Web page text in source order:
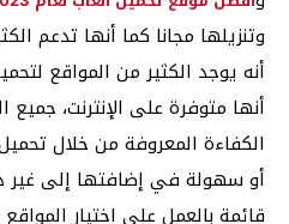
وتنزيلها مجانا كما أنها تدعم
أنه يوجد الكثير من المواقع
أنها متوفرة على الإنترنت،
الكفاءة المعروفة من خلال
أو سهولة في إضافتها إلى غير
قائمة بالعمل على اختيار